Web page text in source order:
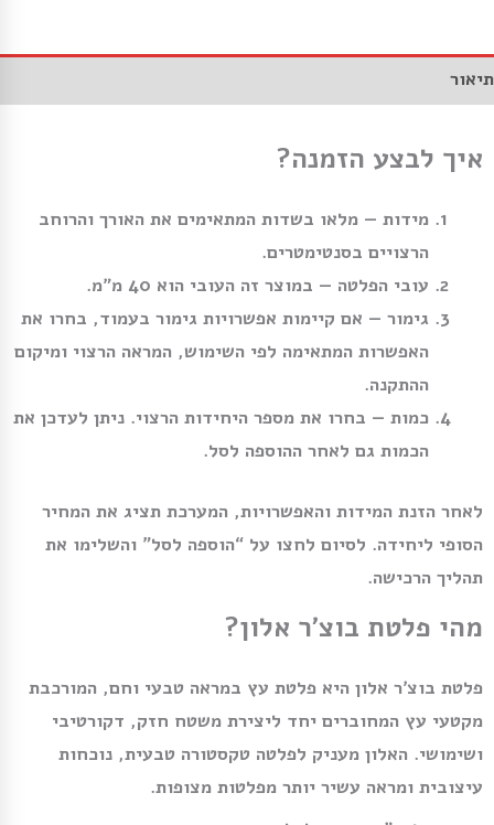
תיאור
איך לבצע הזמנה?
מידות — מלאו בשדות המתאימים את האורך והרוחב
הרצויים בסנטימטרים.
עובי הפלטה — במוצר זה העובי הוא 40 מ״מ.
גימור — אם קיימות אפשרויות גימור בעמוד, בחרו את
האפשרות המתאימה לפי השימוש, המראה הרצוי ומיקום
ההתקנה.
כמות — בחרו את מספר היחידות הרצוי. ניתן לעדכן את
הכמות גם לאחר ההוספה לסל.
לאחר הזנת המידות והאפשרויות, המערכת תציג את המחיר
הסופי ליחידה. לסיום לחצו על “הוספה לסל” והשלימו את
תהליך הרכישה.
מהי פלטת בוצ׳ר אלון?
פלטת בוצ׳ר אלון היא פלטת עץ במראה טבעי וחם, המורכבת
מקטעי עץ המחוברים יחד ליצירת משטח חזק, דקורטיבי
ושימושי. האלון מעניק לפלטה טקסטורה טבעית, נוכחות
עיצובית ומראה עשיר יותר מפלטות מצופות.